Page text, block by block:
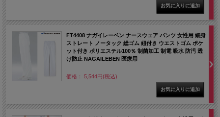
FT4408 ナガイレーベン ナースウェア パンツ 女性用 細身
ストレート ノータック 総ゴム 紐付き ウエストゴム ポケ
ット付き ポリエステル100％ 制菌加工 制電 吸水 防汚 透
け防止 NAGAILEBEN 医療用
価格： 5,544円(税込)